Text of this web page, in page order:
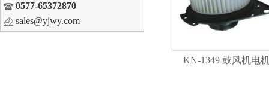
0577-65372870
sales@yjwy.com
KN-1349 鼓风机电